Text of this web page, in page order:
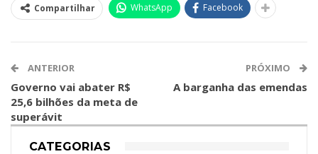
Compartilhar WhatsApp Facebook
ANTERIOR
Governo vai abater R$
25,6 bilhões da meta de
superávit
PRÓXIMO
A barganha das emendas
CATEGORIAS